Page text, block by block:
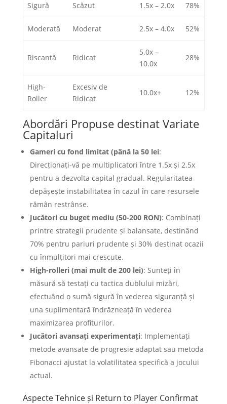
Sigură
Scăzut 1.5x – 2.0x 78%
Moderată Moderat 2.5x – 4.0x 52%
Riscantă Ridicat
5.0x –
10.0x
28%
High-
Roller
Excesiv de
Ridicat
10.0x+ 12%
Abordări Propuse destinat Variate
Capitaluri
Gameri cu fond limitat (până la 50 lei:
Direcționați-vă pe multiplicatori între 1.5x și 2.5x
pentru a dezvolta capital gradual. Regularitatea
depășește instabilitatea în cazul în care resursele
rămân restrânse.
Jucători cu buget mediu (50-200 RON): Combinați
printre strategii prudente și balansate, destinând
70% pentru pariuri prudente și 30% destinat ocazii
cu înmulțitori mai crescute.
High-rolleri (mai mult de 200 lei): Sunteți în
măsură să testați cu tactica dublului mizări,
efectuând o sumă sigură în vederea siguranță și
una suplimentară îndrăzneață în vederea
maximizarea profiturilor.
Jucători avansați experimentați: Implementați
metode avansate de progresie adaptat sau metoda
Fibonacci ajustat la volatilitatea specifică a jocului
actual.
Aspecte Tehnice și Return to Player Confirmat